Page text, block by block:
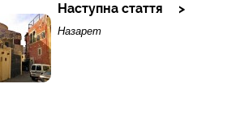
Наступна стаття
Назарет